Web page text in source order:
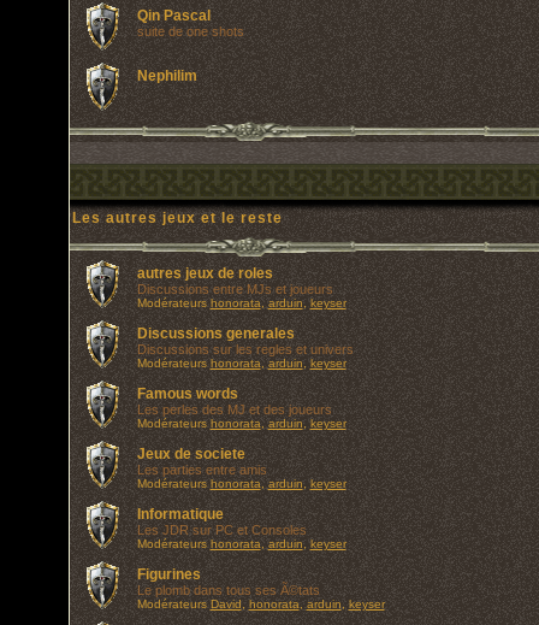
Qin Pascal
suite de one shots
Nephilim
Les autres jeux et le reste
autres jeux de roles
Discussions entre MJs et joueurs
Modérateurs honorata ,arduin ,keyser
Discussions generales
Discussions sur les regles et univers
Modérateurs honorata ,arduin ,keyser
Famous words
Les perles des MJ et des joueurs
Modérateurs honorata ,arduin ,keyser
Jeux de societe
Les parties entre amis
Modérateurs honorata ,arduin ,keyser
Informatique
Les JDR sur PC et Consoles
Modérateurs honorata ,arduin ,keyser
Figurines
Le plomb dans tous ses Ã©tats
Modérateurs David honorata arduin keyser